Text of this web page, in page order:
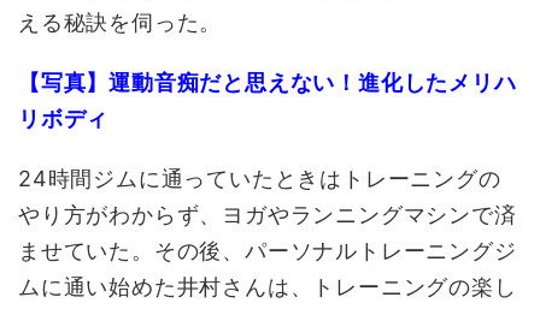
える秘訣を伺った。
【写真】運動音痴だと思えない！進化したメリハ
リボディ
24時間ジムに通っていたときはトレーニングの
やり方がわからず、ヨガやランニングマシンで済
ませていた。その後、パーソナルトレーニングジ
ムに通い始めた井村さんは、トレーニングの楽し